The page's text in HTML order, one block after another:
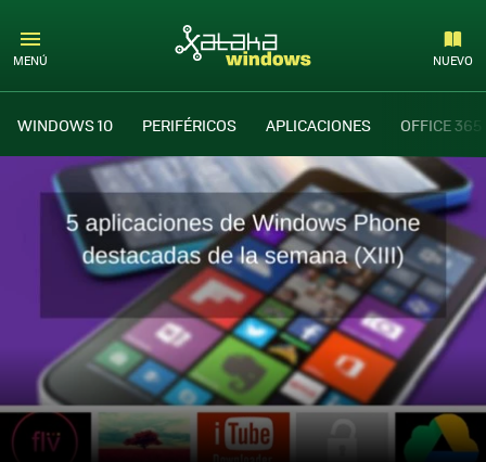
MENÚ NUEVO
WINDOWS 10 PERIFÉRICOS APLICACIONES OFFICE 365